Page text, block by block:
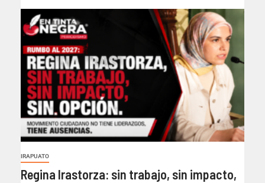
IRAPUATO
Regina Irastorza: sin trabajo, sin impacto,